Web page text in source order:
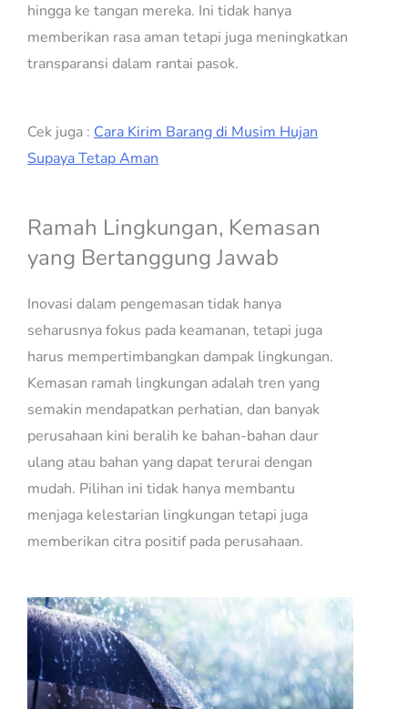
hingga ke tangan mereka. Ini tidak hanya
memberikan rasa aman tetapi juga meningkatkan
transparansi dalam rantai pasok.
Cek juga : Cara Kirim Barang di Musim Hujan
Supaya Tetap Aman
Ramah Lingkungan, Kemasan
yang Bertanggung Jawab
Inovasi dalam pengemasan tidak hanya
seharusnya fokus pada keamanan, tetapi juga
harus mempertimbangkan dampak lingkungan.
Kemasan ramah lingkungan adalah tren yang
semakin mendapatkan perhatian, dan banyak
perusahaan kini beralih ke bahan-bahan daur
ulang atau bahan yang dapat terurai dengan
mudah. Pilihan ini tidak hanya membantu
menjaga kelestarian lingkungan tetapi juga
memberikan citra positif pada perusahaan.